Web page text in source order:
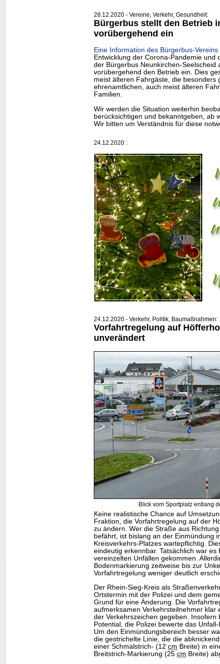
28.12.2020 - Vereine, Verkehr, Gesundheit:
Bürgerbus stellt den Betrieb
vorübergehend ein
Eine Information des Bürgerbus-Vereins
Entwicklung der Corona-Pandemie und
der Bürgerbus Neunkirchen-
vorübergehend den Betrieb ein. Dies
meist älteren Fahrgäste, die besonders
ehrenamtlichen, auch meist älteren
Familien.
Wir werden die Situation weiterhin
berücksichtigen und bekanntgeben, ab
Wir bitten um Verständnis für diese
24.12.2020 :
24.12.2020 - Verkehr, Politik, Baumaßnahmen:
Vorfahrtregelung auf
unverändert
Blick vom Sportplatz entlang
Keine realistische Chance auf
Fraktion, die Vorfahrtregelung auf der
zu ändern. Wer die Straße aus
befährt, ist bislang an der Einmündung
Kreisverkehrs-Platzes wartepflichtig.
eindeutig erkennbar. Tatsächlich war es
vereinzelten Unfällen gekommen.
Bodenmarkierung zeitweise bis zur
Vorfahrtregelung weniger deutlich
Der Rhein-Sieg-Kreis als
Ortstermin mit der Polizei und dem
Grund für eine Änderung. Die
aufmerksamen Verkehrsteilnehmer klar
der Verkehrszeichen gegeben. Insofern
Potential, die Polizei bewerte das
Um den Einmündungsbereich besser
die gestrichelte Linie, die die
einer Schmalstrich- (12 cm Breite) in
Breitstrich-Markierung (25 cm Breite)